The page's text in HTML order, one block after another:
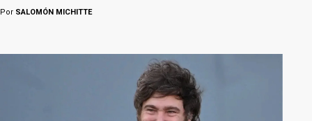
Por SALOMÓN MICHITTE